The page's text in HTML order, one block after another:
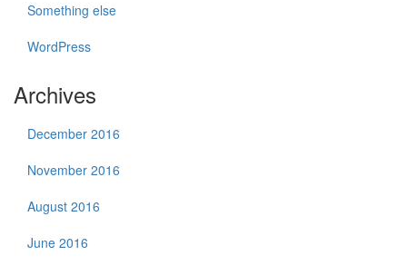
Something else
WordPress
Archives
December 2016
November 2016
August 2016
June 2016